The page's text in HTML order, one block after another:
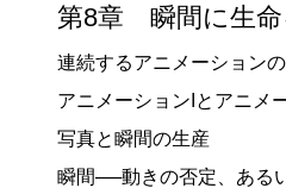
第8章 瞬間に生命
連続するアニメーション
アニメーションIとアニメ
写真と瞬間の生産
瞬間──動きの否定、ある